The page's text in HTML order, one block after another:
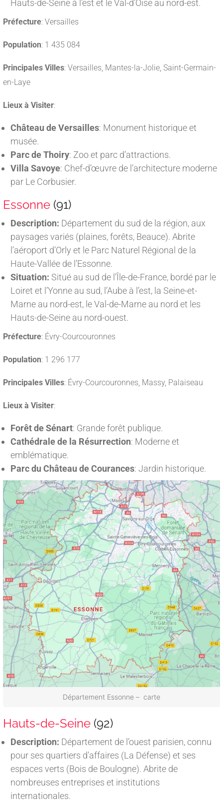
Hauts-de-Seine à l’est et le Val-d’Oise au nord-est.
Préfecture: Versailles
Population: 1 435 084
Principales Villes: Versailles, Mantes-la-Jolie, Saint-Germain-
en-Laye
Lieux à Visiter:
Château de Versailles: Monument historique et
musée.
Parc de Thoiry: Zoo et parc d’attractions.
Villa Savoye: Chef-d’œuvre de l’architecture moderne
par Le Corbusier.
Essonne (91)
Description: Département du sud de la région, aux
paysages variés (plaines, forêts, Beauce). Abrite
l’aéroport d’Orly et le Parc Naturel Régional de la
Haute-Vallée de l’Essonne.
Situation: Situé au sud de l’Île-de-France, bordé par le
Loiret et l’Yonne au sud, l’Aube à l’est, la Seine-et-
Marne au nord-est, le Val-de-Marne au nord et les
Hauts-de-Seine au nord-ouest.
Préfecture: Évry-Courcouronnes
Population: 1 296 177
Principales Villes: Évry-Courcouronnes, Massy, Palaiseau
Lieux à Visiter:
Forêt de Sénart: Grande forêt publique.
Cathédrale de la Résurrection: Moderne et
emblématique.
Parc du Château de Courances: Jardin historique.
Département Essonne – carte
Hauts-de-Seine (92)
Description: Département de l’ouest parisien, connu
pour ses quartiers d’affaires (La Défense) et ses
espaces verts (Bois de Boulogne). Abrite de
nombreuses entreprises et institutions
internationales.